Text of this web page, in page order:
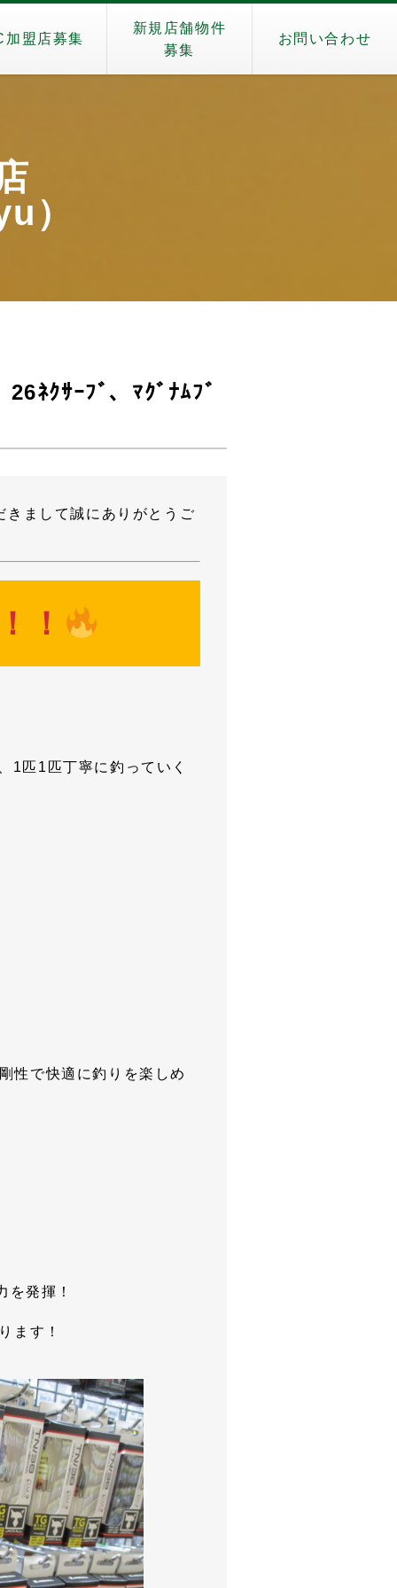
加盟店募集
新規店舗物件
募集
お問い合わせ
）
ﾈｸｻｰﾌﾞ、ﾏｸﾞﾅﾑﾌﾞ
きまして誠にありがとうご
！
1匹1匹丁寧に釣っていく
性で快適に釣りを楽しめ
を発揮！
ます！